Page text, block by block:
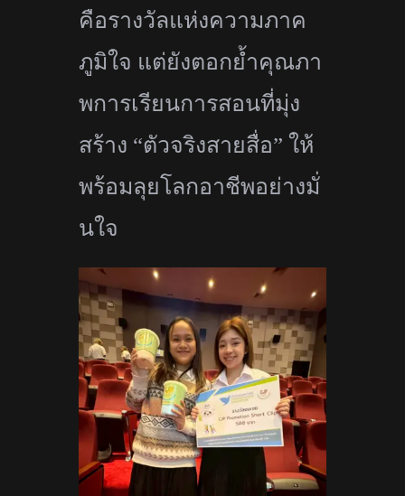
คือรางวัลแห่งความภาค
ภูมิใจ แต่ยังตอกย้ำคุณภา
พการเรียนการสอนที่มุ่ง
สร้าง “ตัวจริงสายสื่อ” ให้
พร้อมลุยโลกอาชีพอย่างมั่
นใจ